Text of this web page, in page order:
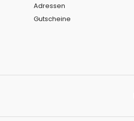
Adressen
Gutscheine